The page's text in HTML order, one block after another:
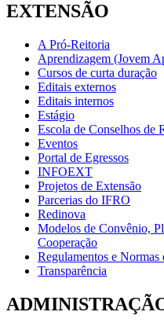
EXTENSÃO
A Pró-Reitoria
Aprendizagem (Jovem
Cursos de curta duração
Editais externos
Editais internos
Estágio
Escola de Conselhos de
Eventos
Portal de Egressos
INFOEXT
Projetos de Extensão
Parcerias do IFRO
Redinova
Modelos de Convênio,
Cooperação
Regulamentos e Normas
Transparência